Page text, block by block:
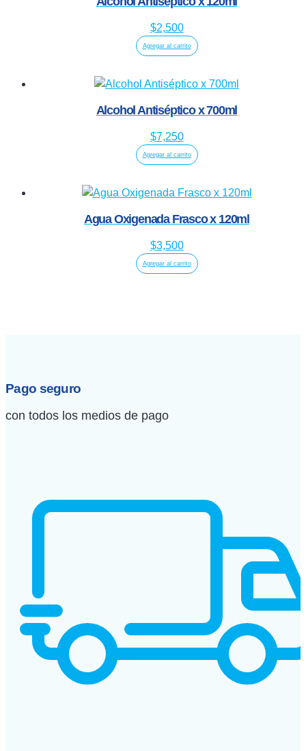
$2,500
Agregar al carrito
Alcohol Antiséptico x 700ml
$7,250
Agregar al carrito
Agua Oxigenada Frasco x 120ml
$3,500
Agregar al carrito
Pago seguro
con todos los medios de pago